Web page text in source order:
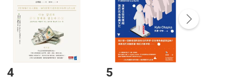
貨。
號，下載書籍後看書
4 5